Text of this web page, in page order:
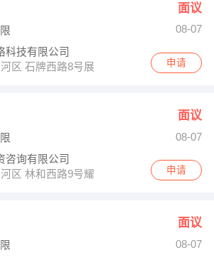
面议
08-07
科技有限公司
区 石牌西路8号展望数码广场23A层01室
申请
面议
08-07
咨询有限公司
区 林和西路9号耀中广场A座2304申请
面议
08-07